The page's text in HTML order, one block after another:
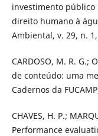
investimento público
direito humano à
Ambiental, v. 29, n.
CARDOSO, M. R. G.;
de conteúdo: uma
Cadernos da
CHAVES, H. P.;
Performance